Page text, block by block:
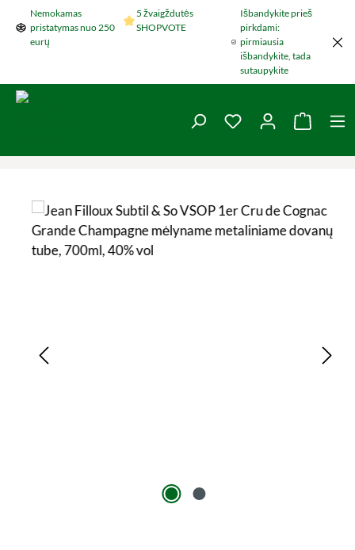
Šokti į pagrindinį turinį
Nemokamas
pristatymas nuo 250
eurų
5 žvaigždutės
SHOPVOTE
Išbandykite prieš
pirkdami:
pirmiausia
išbandykite, tada
sutaupykite
You have 0 wishlist
Praleisti nuotraukų galeriją